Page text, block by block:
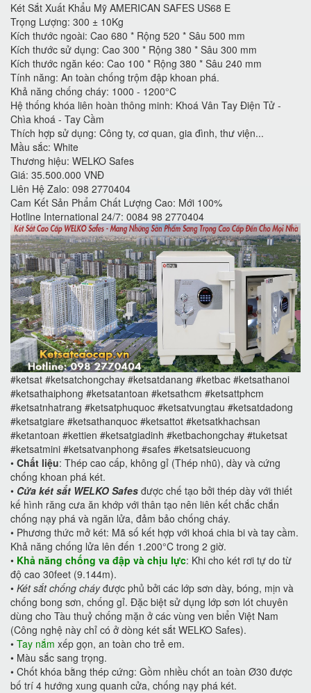
Két Sắt Xuất Khẩu Mỹ AMERICAN SAFES US68 E
Trọng Lượng: 300 ± 10Kg
Kích thước ngoài: Cao 680 * Rộng 520 * Sâu 500 mm
Kích thước sử dụng: Cao 300 * Rộng 380 * Sâu 300 mm
Kích thước ngăn kéo: Cao 100 * Rộng 380 * Sâu 240 mm
Tính năng: An toàn chống trộm đập khoan phá.
Khả năng chống cháy: 1000 - 1200°C
Hệ thống khóa liên hoàn thông minh: Khoá Vân Tay Điện Tử -
Chìa khoá - Tay Cầm
Thích hợp sử dụng: Công ty, cơ quan, gia đình, thư viện...
Mầu sắc: White
Thương hiệu: WELKO Safes
Giá: 35.500.000 VNĐ
Liên Hệ Zalo: 098 2770404
Cam Kết Sản Phẩm Chất Lượng Cao: Mới 100%
Hotline International 24/7: 0084 98 2770404
#ketsat #ketsatchongchay #ketsatdanang #ketbac #ketsathanoi
#ketsathaiphong #ketsatantoan #ketsathcm #ketsattphcm
#ketsatnhatrang #ketsatphuquoc #ketsatvungtau #ketsatdadong
#ketsatgiare #ketsathanquoc #ketsattot #ketsatkhachsan
#ketantoan #kettien #ketsatgiadinh #ketbachongchay #tuketsat
#ketsatmini #ketsatvanphong #safes #ketsatsieucuong
• Chất liệu: Thép cao cấp, không gỉ (Thép nhũ), dày và cứng
chống khoan phá két.
• Cửa két sắt WELKO Safes được chế tạo bởi thép dày với thiết
kế hình răng cưa ăn khớp với thân tạo nên liên kết chắc chắn
chống nạy phá và ngăn lửa, đảm bảo chống cháy.
• Phương thức mở két: Mã số kết hợp với khoá chia bi và tay cầm.
Khả năng chống lửa lên đến 1.200°C trong 2 giờ.
• Khả năng chống va đập và chịu lực: Khi cho két rơi tự do từ
độ cao 30feet (9.144m).
• Két sắt chống cháyđược phủ bởi các lớp sơn dày, bóng, mịn và
chống bong sơn, chống gỉ. Đặc biệt sử dụng lớp sơn lót chuyên
dùng cho Tàu thuỷ chống mặn ở các vùng ven biển Việt Nam
(Công nghệ này chỉ có ở dòng két sắt WELKO Safes).
• Tay nắm xếp gọn, an toàn cho trẻ em.
• Màu sắc sang trọng.
• Chốt khóa bằng thép cứng: Gồm nhiều chốt an toàn Ø30 được
bố trí 4 hướng xung quanh cửa, chống nạy phá két.